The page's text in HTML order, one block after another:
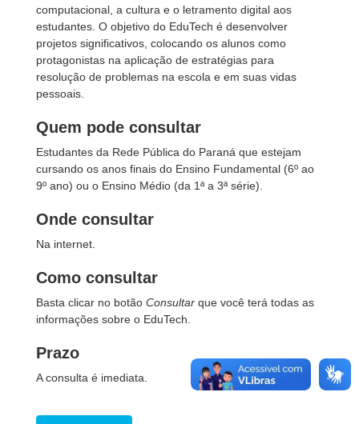
computacional, a cultura e o letramento digital aos
estudantes. O objetivo do EduTech é desenvolver
projetos significativos, colocando os alunos como
protagonistas na aplicação de estratégias para
resolução de problemas na escola e em suas vidas
pessoais.
Quem pode consultar
Estudantes da Rede Pública do Paraná que estejam
cursando os anos finais do Ensino Fundamental (6º ao
9º ano) ou o Ensino Médio (da 1ª a 3ª série).
Onde consultar
Na internet.
Como consultar
Basta clicar no botão Consultar que você terá todas as
informações sobre o EduTech.
Prazo
A consulta é imediata.